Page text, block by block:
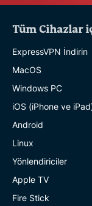
Tüm Cihazlar
ExpressVPN İndirin
MacOS
Windows PC
iOS (iPhone ve
Android
Linux
Yönlendiriciler
Apple TV
Fire Stick